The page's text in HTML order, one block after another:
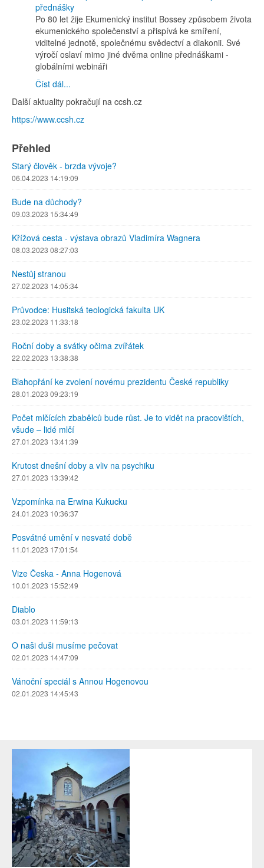
Po 80 let žije Ekumenický institut Bossey způsobem života
ekumenického společenství a přispívá ke smíření,
viditelné jednotě, společnému svědectví a diakonii. Své
výročí oslaví mimo jiné dvěma online přednáškami -
globálními webináři
Číst dál...
Další aktuality pokračují na ccsh.cz
https://www.ccsh.cz
Přehled
Starý člověk - brzda vývoje?
06.04.2023 14:19:09
Bude na důchody?
09.03.2023 15:34:49
Křížová cesta - výstava obrazů Vladimíra Wagnera
08.03.2023 08:27:03
Nestůj stranou
27.02.2023 14:05:34
Průvodce: Husitská teologická fakulta UK
23.02.2023 11:33:18
Roční doby a svátky očima zvířátek
22.02.2023 13:38:38
Blahopřání ke zvolení novému prezidentu České republiky
28.01.2023 09:23:19
Počet mlčících zbabělců bude růst. Je to vidět na pracovištích,
všude – lidé mlčí
27.01.2023 13:41:39
Krutost dnešní doby a vliv na psychiku
27.01.2023 13:39:42
Vzpomínka na Erwina Kukucku
24.01.2023 10:36:37
Posvátné umění v nesvaté době
11.01.2023 17:01:54
Vize Česka - Anna Hogenová
10.01.2023 15:52:49
Diablo
03.01.2023 11:59:13
O naši duši musíme pečovat
02.01.2023 14:47:09
Vánoční speciál s Annou Hogenovou
02.01.2023 14:45:43